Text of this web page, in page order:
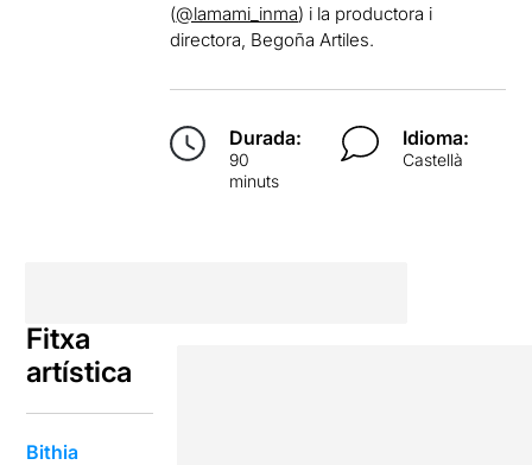
(@lamami_inma) i la productora i
directora, Begoña Artiles.
Durada:
90
minuts
Idioma:
Castellà
Fitxa
artística
Bithia